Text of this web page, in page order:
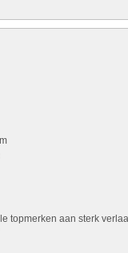
topmerken aan sterk